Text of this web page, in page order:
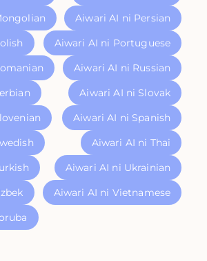
Aiwari AI ni Persian
Aiwari AI ni Portuguese
Aiwari AI ni Russian
Aiwari AI ni Slovak
Aiwari AI ni Spanish
Aiwari AI ni Thai
Aiwari AI ni Ukrainian
Aiwari AI ni Vietnamese